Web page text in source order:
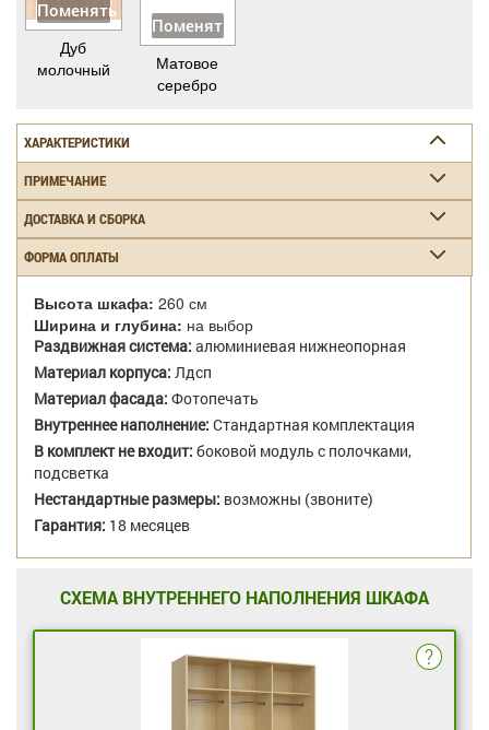
Поменять
Дуб
молочный
Поменять
Матовое
серебро
ХАРАКТЕРИСТИКИ
ПРИМЕЧАНИЕ
ДОСТАВКА И СБОРКА
ФОРМА ОПЛАТЫ
Высота шкафа: 260 см
Ширина и глубина: на выбор
Раздвижная система: алюминиевая нижнеопорная
Материал корпуса: Лдсп
Материал фасада: Фотопечать
Внутреннее наполнение: Стандартная комплектация
В комплект не входит: боковой модуль с полочками,
подсветка
Нестандартные размеры: возможны (звоните)
Гарантия: 18 месяцев
СХЕМА ВНУТРЕННЕГО НАПОЛНЕНИЯ ШКАФА